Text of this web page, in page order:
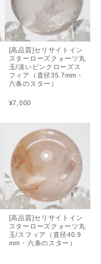
[高品質]セリサイトイン
スターローズクォーツ丸
玉/淡いピンクローズス
フィア（直径35.7mm・
六条のスター）
¥7,000
[高品質]セリサイトイン
スターローズクォーツ丸
玉/スフィア（直径40.9
mm・六条のスター）